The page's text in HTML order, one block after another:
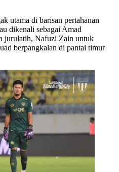
utama di barisan pertahanan
dikenali sebagai Amad
jurulatih, Nafuzi Zain untuk
berpangkalan di pantai timur